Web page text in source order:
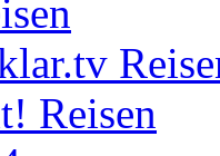
Reisen